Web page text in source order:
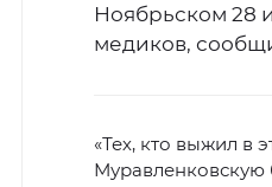
Ноябрьском 28
медиков,
«Тех, кто выжил в
Муравленковскую